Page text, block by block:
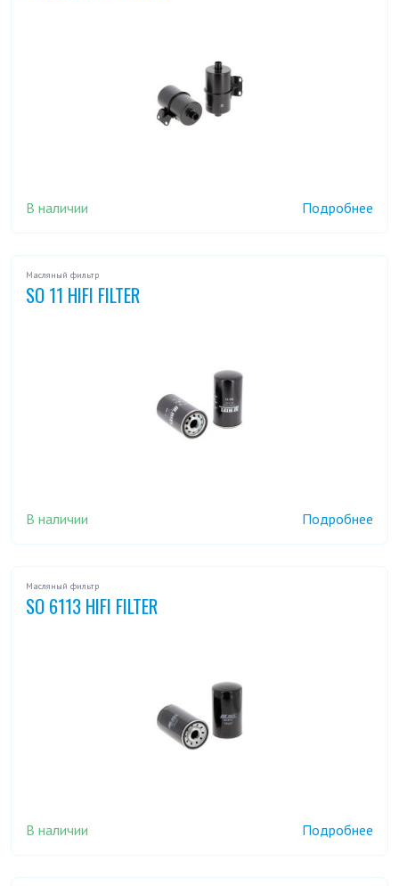
В наличии Подробнее
Масляный фильтр
SO 11 HIFI FILTER
В наличии Подробнее
Масляный фильтр
SO 6113 HIFI FILTER
В наличии Подробнее